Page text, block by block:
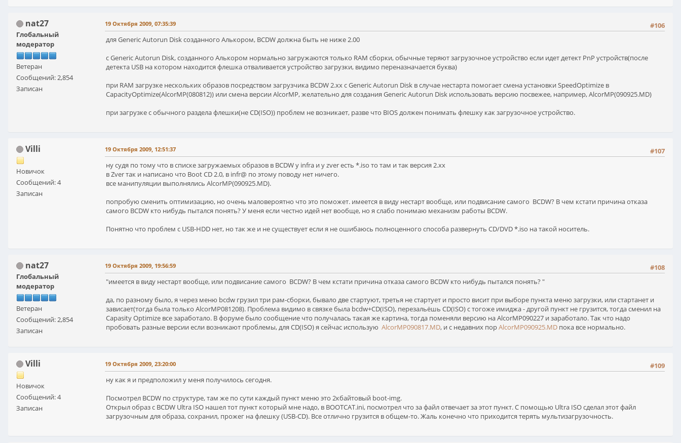
nat27
Глобальный
модератор
Ветеран
Сообщений: 2,854
Записан
#106
19 Октября 2009, 07:35:39
для Generic Autorun Disk созданного Алькором, BCDW должна быть не ниже 2.00
с Generic Autorun Disk, созданного Алькором нормально загружаются только RAM сборки, обычные теряют загрузочное устройство если идет детект PnP устройств(после
детекта USB на котором находится флешка отваливается устройство загрузки, видимо переназначается буква)
при RAM загрузке нескольких образов посредством загрузчика BCDW 2.xx с Generic Autorun Disk в случае нестарта помогает смена установки SpeedOptimize в
CapacityOptimize(AlcorMP(080812)) или смена версии AlcorMP, желательно для создания Generic Autorun Disk использовать версию посвежее, например, AlcorMP(090925.MD)
при загрузке с обычного раздела флешки(не CD(ISO)) проблем не возникает, разве что BIOS должен понимать флешку как загрузочное устройство.
Villi
Новичок
Сообщений: 4
Записан
#107
19 Октября 2009, 12:51:37
ну судя по тому что в списке загружаемых образов в BCDW у infra и у zver есть *.iso то там и так версия 2.xx
в Zver так и написано что Boot CD 2.0, в infr@ по этому поводу нет ничего.
все манипуляции выполнялись AlcorMP(090925.MD).
попробую сменить оптимизацию, но очень маловероятно что это поможет. имеется в виду нестарт вообще, или подвисание самого BCDW? В чем кстати причина отказа
самого BCDW кто нибудь пытался понять? У меня если честно идей нет вообще, но я слабо понимаю механизм работы BCDW.
Понятно что проблем с USB-HDD нет, но так же и не существует если я не ошибаюсь полноценного способа развернуть CD/DVD *.iso на такой носитель.
nat27
Глобальный
модератор
Ветеран
Сообщений: 2,854
Записан
#108
19 Октября 2009, 19:56:59
"имеется в виду нестарт вообще, или подвисание самого BCDW? В чем кстати причина отказа самого BCDW кто нибудь пытался понять? "
да, по разному было, я через меню bcdw грузил три рам-сборки, бывало две стартуют, третья не стартует и просто висит при выборе пункта меню загрузки, или стартанет и
зависает(тогда была только AlcorMP081208). Проблема видимо в связке была bcdw+CD(ISO), перезальёшь CD(ISO) с тогоже имиджа - другой пункт не грузится, тогда сменил на
Capasity Optimize все заработало. В форуме было сообщение что получалась такая же картина, тогда поменяли версию на AlcorMP090227 и заработало. Так что надо
пробовать разные версии если возникают проблемы, для CD(ISO) я сейчас использую AlcorMP090817.MD, и с недавних порAlcorMP090925.MD пока все нормально.
Villi
Новичок
Сообщений: 4
Записан
#109
19 Октября 2009, 23:20:00
ну как я и предположил у меня получилось сегодня.
Посмотрел BCDW по структуре, там же по сути каждый пункт меню это 2кбайтовый boot-img.
Открыл образ с BCDW Ultra ISO нашел тот пункт который мне надо, в BOOTCAT.ini, посмотрел что за файл отвечает за этот пункт. С помощью Ultra ISO сделал этот файл
загрузочным для образа, сохранил, прожег на флешку (USB-CD). Все отлично грузится в общем-то. Жаль конечно что приходится терять мультизагрузочность.